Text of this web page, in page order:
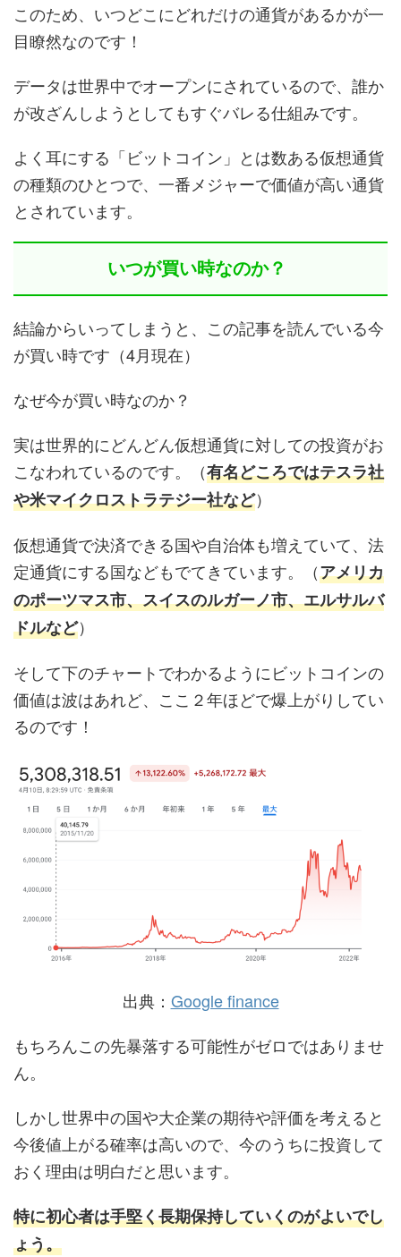
このため、いつどこにどれだけの通貨があるかが一
目瞭然なのです！
データは世界中でオープンにされているので、誰か
が改ざんしようとしてもすぐバレる仕組みです。
よく耳にする「ビットコイン」とは数ある仮想通貨
の種類のひとつで、一番メジャーで価値が高い通貨
とされています。
いつが買い時なのか？
結論からいってしまうと、この記事を読んでいる今
が買い時です（4月現在）
なぜ今が買い時なのか？
実は世界的にどんどん仮想通貨に対しての投資がお
こなわれているのです。（有名どころではテスラ社
や米マイクロストラテジー社など）
仮想通貨で決済できる国や自治体も増えていて、法
定通貨にする国などもでてきています。（アメリカ
のポーツマス市、スイスのルガーノ市、エルサルバ
ドルなど）
そして下のチャートでわかるようにビットコインの
価値は波はあれど、ここ２年ほどで爆上がりしてい
るのです！
出典： Google finance
もちろんこの先暴落する可能性がゼロではありませ
ん。
しかし世界中の国や大企業の期待や評価を考えると
今後値上がる確率は高いので、今のうちに投資して
おく理由は明白だと思います。
特に初心者は手堅く長期保持していくのがよいでし
ょう。